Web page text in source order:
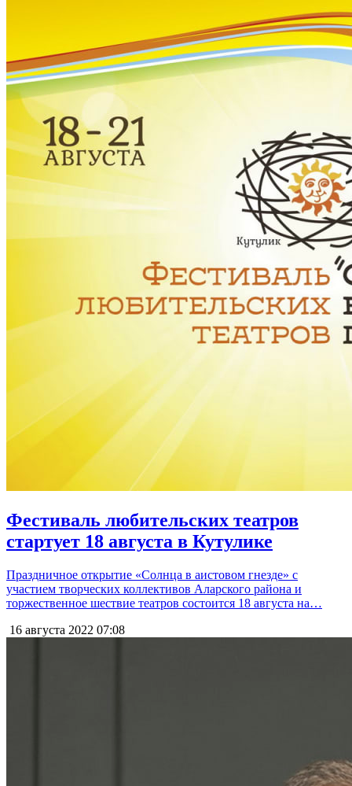
Фестиваль любительских театров
стартует 18 августа в Кутулике
Праздничное открытие «Солнца в аистовом гнезде» с
участием творческих коллективов Аларского района и
торжественное шествие театров состоится 18 августа на…
16 августа 2022 07:08